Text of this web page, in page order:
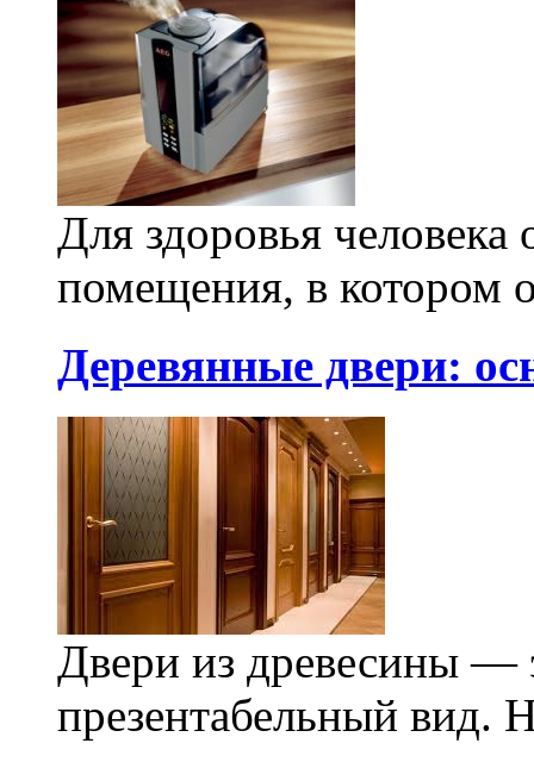
Для здоровья
помещения, в котором
Деревянные двери:
Двери из древесины —
презентабельный вид.